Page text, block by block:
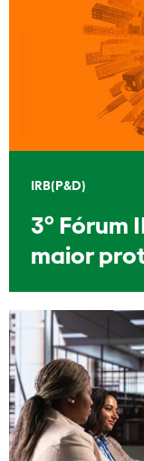
IRB(P&D)
3º Fórum
maior